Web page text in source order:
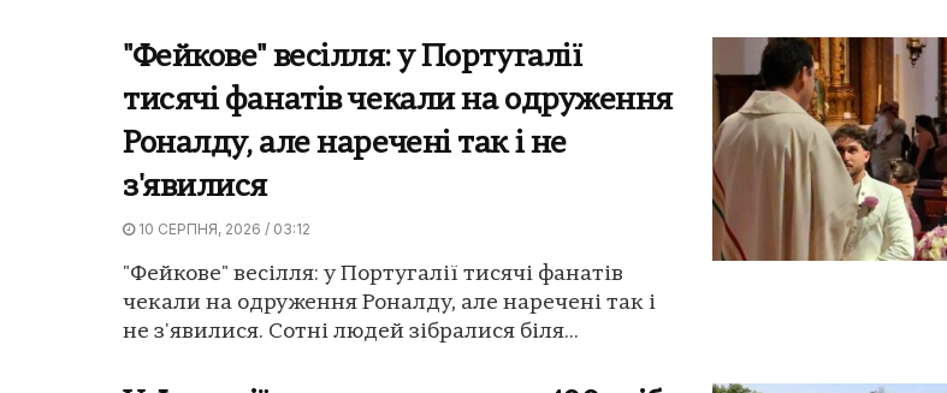
"Фейкове" весілля: у Португалії
тисячі фанатів чекали на одруження
Роналду, але наречені так і не
з'явилися
10 СЕРПНЯ, 2026 / 03:12
"Фейкове" весілля: у Португалії тисячі фанатів
чекали на одруження Роналду, але наречені так і
не з'явилися. Сотні людей зібралися біля...